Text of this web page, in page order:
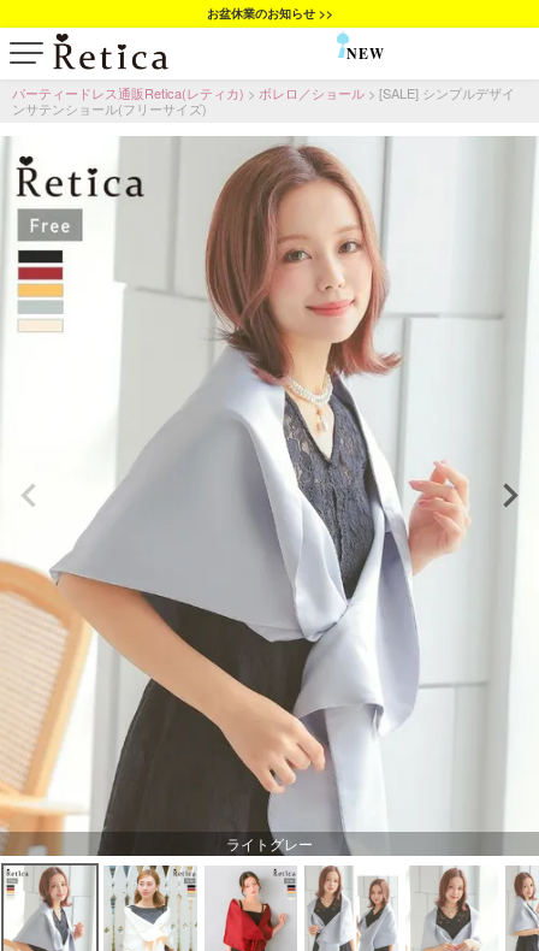
お盆休業のお知らせ >>
NEW
パーティードレス通販Retica(レティカ) ボレロ／ショール
[SALE] シンプルデザイ
ンサテンショール(フリーサイズ)
ライトグレー